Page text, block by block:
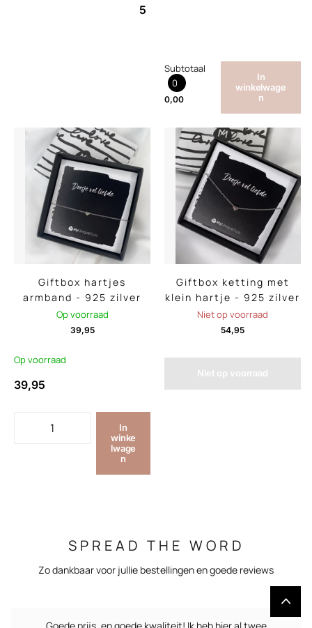
5
Subtotaal
0
0,00
In
winkelwage
n
Giftbox hartjes
armband - 925 zilver
Op voorraad
39,95
Op voorraad
39,95
In
winke
lwage
n
Giftbox ketting met
klein hartje - 925 zilver
Niet op voorraad
54,95
Niet op voorraad
SPREAD THE WORD
Zo dankbaar voor jullie bestellingen en goede reviews